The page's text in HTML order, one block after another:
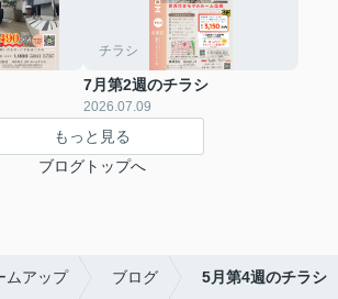
チラシ
7月第2週のチラシ
2026.07.09
もっと見る
ブログトップへ
ムアップ ブログ 5月第4週のチラシ